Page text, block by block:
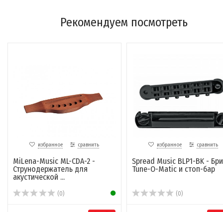
Рекомендуем посмотреть
избранное сравнить
MiLena-Music ML-CDA-2 -
Струнодержатель для
акустической ...
(0)
избранное сравнить
Spread Music BLP1-BK -
Tune-O-Matic и стоп-бар
(0)